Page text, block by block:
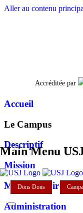
Aller au contenu
Accréditée par
Main Menu
Dons Dons
Accueil
Le Campus
Descriptif
Mission
Mot de la
Administration